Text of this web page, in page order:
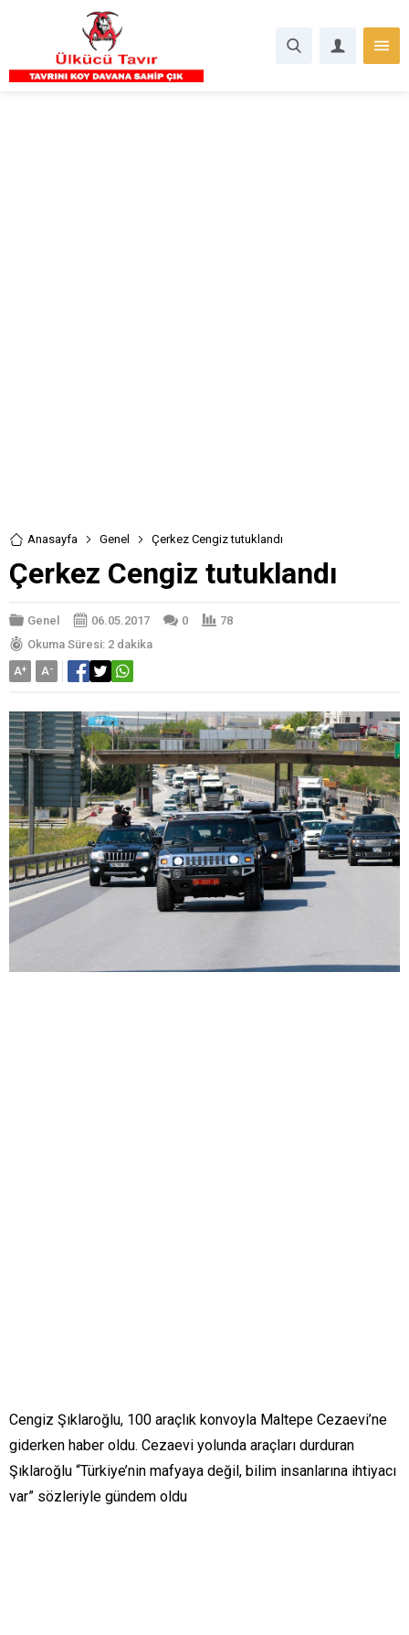
Anasayfa Genel Çerkez Cengiz tutuklandı
Çerkez Cengiz tutuklandı
Genel 06.05.2017 0
78
Okuma Süresi: 2 dakika
A+ A-
Cengiz Şıklaroğlu, 100 araçlık konvoyla Maltepe Cezaevi’ne
giderken haber oldu. Cezaevi yolunda araçları durduran
Şıklaroğlu “Türkiye’nin mafyaya değil, bilim insanlarına ihtiyacı
var” sözleriyle gündem oldu